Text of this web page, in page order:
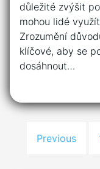
důležité zvýšit
mohou lidé
Zrozumění
klíčové, aby se
dosáhnout…
Previous